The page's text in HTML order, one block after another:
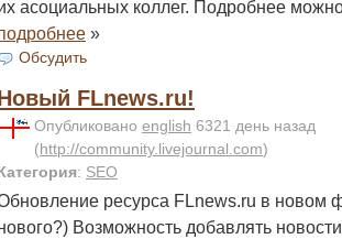
асоциальных коллег. Подробнее
»
Обсудить
FLnews.ru!
Опубликовано english 6321 день назад
(http://community.livejournal.com)
: SEO
ресурса FLnews.ru в новом
Возможность добавлять